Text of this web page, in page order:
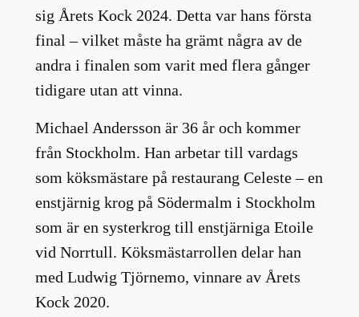
sig Årets Kock 2024. Detta var hans första
final – vilket måste ha grämt några av de
andra i finalen som varit med flera gånger
tidigare utan att vinna.
Michael Andersson är 36 år och kommer
från Stockholm. Han arbetar till vardags
som köksmästare på restaurang Celeste – en
enstjärnig krog på Södermalm i Stockholm
som är en systerkrog till enstjärniga Etoile
vid Norrtull. Köksmästarrollen delar han
med Ludwig Tjörnemo, vinnare av Årets
Kock 2020.